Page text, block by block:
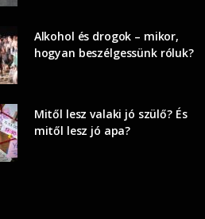
Alkohol és drogok – mikor,
hogyan beszélgessünk róluk?
Mitől lesz valaki jó szülő? És
mitől lesz jó apa?